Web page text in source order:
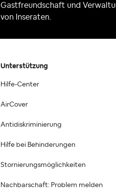
Gastfreundschaft und
von Inseraten.
Unterstützung
Hilfe-Center
AirCover
Antidiskriminierung
Hilfe bei Behinderungen
Stornierungsmöglichkeiten
Nachbarschaft: Problem melden